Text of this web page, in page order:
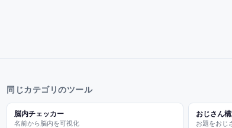
同じカテゴリのツール
脳内チェッカー
名前から脳内を可視化
おじさん
お題をおじ